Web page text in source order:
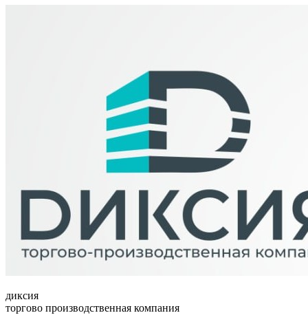
диксия
торгово производственная компания